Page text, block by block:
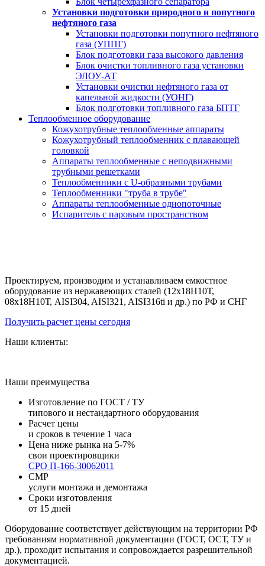
Установки подготовки природного и попутного
нефтяного газа
Установки подготовки попутного нефтяного
газа (УППГ)
Блок подготовки газа высокого давления
Блок очистки топливного газа установки
ЭЛОУ-АТ
Установки очистки нефтяного газа от
капельной жидкости (УОНГ)
Блок подготовки топливного газа БПТГ
Теплообменное оборудование
Кожухотрубные теплообменные аппараты
Кожухотрубный теплообменник с плавающей
головкой
Аппараты теплообменные с неподвижными
трубными решетками
Теплообменники с U-образными трубами
Теплообменники "труба в трубе"
Аппараты теплообменные однопоточные
Испаритель с паровым пространством
Проектируем, производим и устанавливаем емкостное
оборудование из нержавеющих сталей (12х18Н10Т,
08х18Н10Т, AISI304, AISI321, AISI316ti и др.) по РФ и СНГ
Получить расчет цены сегодня
Наши клиенты:
Наши преимущества
Изготовление по ГОСТ / ТУ
типового и нестандартного оборудования
Расчет цены
и сроков в течение 1 часа
Цена ниже рынка на 5-7%
свои проектировщики
СРО П-166-30062011
СМР
услуги монтажа и демонтажа
Сроки изготовления
от 15 дней
Оборудование соответствует действующим на территории РФ
требованиям нормативной документации (ГОСТ, ОСТ, ТУ и
др.), проходит испытания и сопровождается разрешительной
документацией.